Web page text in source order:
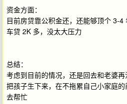
资金方面：
目前房贷靠公积金还，还能够顶个 3-4
车贷 2K 多，没太大压力
总结：
考虑到目前的情况，还是回去和老婆
把孩子生下来，在不拖累自己小家庭
去帮忙